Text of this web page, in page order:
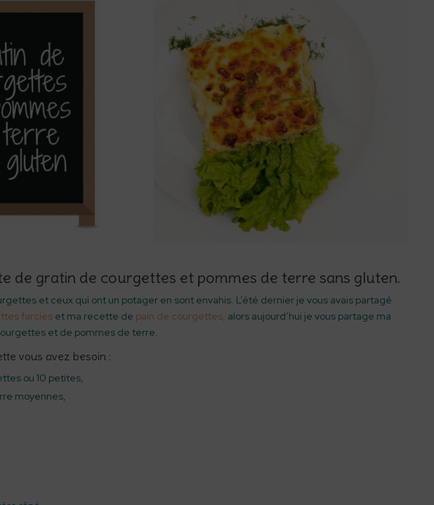
de gratin de courgettes et pommes de terre sans gluten.
et ceux qui ont un potager en sont envahis. L’été dernier je vous avais partagé
farcies et ma recette de pain de courgettes, alors aujourd’hui je vous partage ma
et de pommes de terre.
vous avez besoin :
ou 10 petites,
moyennes,